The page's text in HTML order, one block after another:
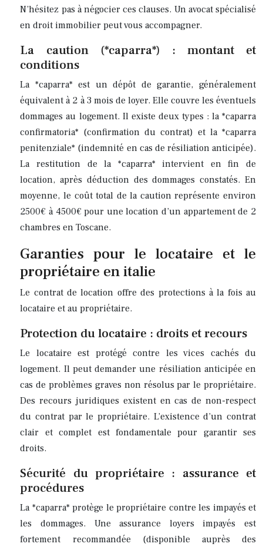
N’hésitez pas à négocier ces clauses. Un avocat spécialisé
en droit immobilier peut vous accompagner.
La caution (*caparra*) : montant et
conditions
La *caparra* est un dépôt de garantie, généralement
équivalent à 2 à 3 mois de loyer. Elle couvre les éventuels
dommages au logement. Il existe deux types : la *caparra
confirmatoria* (confirmation du contrat) et la *caparra
penitenziale* (indemnité en cas de résiliation anticipée).
La restitution de la *caparra* intervient en fin de
location, après déduction des dommages constatés. En
moyenne, le coût total de la caution représente environ
2500€ à 4500€ pour une location d’un appartement de 2
chambres en Toscane.
Garanties pour le locataire et le
propriétaire en italie
Le contrat de location offre des protections à la fois au
locataire et au propriétaire.
Protection du locataire : droits et recours
Le locataire est protégé contre les vices cachés du
logement. Il peut demander une résiliation anticipée en
cas de problèmes graves non résolus par le propriétaire.
Des recours juridiques existent en cas de non-respect
du contrat par le propriétaire. L’existence d’un contrat
clair et complet est fondamentale pour garantir ses
droits.
Sécurité du propriétaire : assurance et
procédures
La *caparra* protège le propriétaire contre les impayés et
les dommages. Une assurance loyers impayés est
fortement recommandée (disponible auprès des